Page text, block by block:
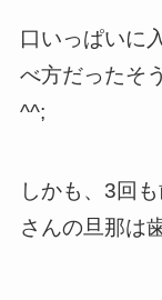
口いっぱいに
べ方だったそ
^^;
しかも、3回
さんの旦那は